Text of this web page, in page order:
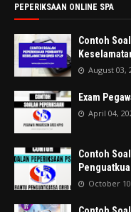
PEPERIKSAAN ONLINE SPA
Contoh
August 03,
Exam
April 04,
Contoh
October